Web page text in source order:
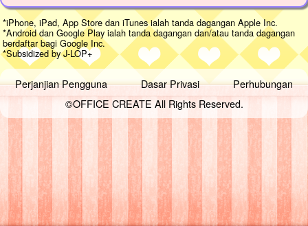
*iPhone, iPad, App Store dan iTunes ialah tanda dagangan Apple Inc.
*Android dan Google Play ialah tanda dagangan dan/atau tanda dagangan
berdaftar bagi Google Inc.
*Subsidized by J-LOP+
Perjanjian Pengguna Dasar Privasi
Perhubungan
©OFFICE CREATE All Rights Reserved.